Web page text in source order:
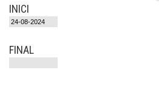
INICI
FINAL